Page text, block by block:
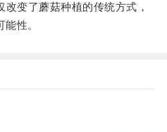
变了蘑菇种植的传统方式，
性。